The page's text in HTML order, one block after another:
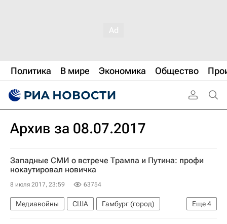
Политика В мире Экономика Общество
Архив за 08.07.2017
Западные СМИ о встрече Трампа и Путина: профи
нокаутировал новичка
8 июля 2017, 23:59 63754
Еще4
Медиавойны США
Гамбург (город)
Владимир Путин
Дональд Трамп